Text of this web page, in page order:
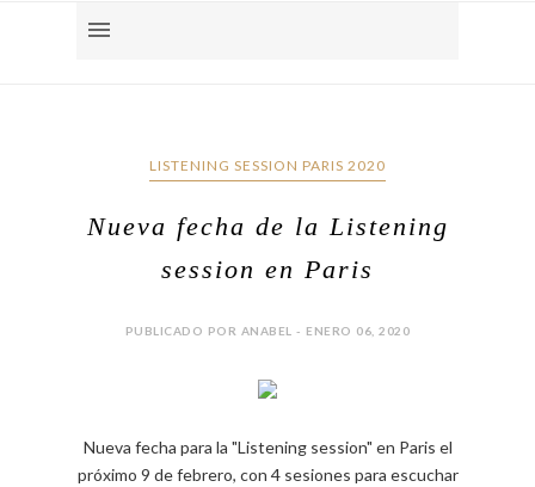
LISTENING SESSION PARIS 2020
Nueva fecha de la Listening
session en Paris
PUBLICADO POR ANABEL - ENERO 06, 2020
Nueva fecha para la "Listening session" en Paris el
próximo 9 de febrero, con 4 sesiones para escuchar